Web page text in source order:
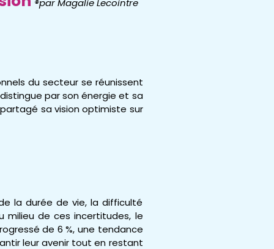
®par Magalie Lecointre
du secteur se réunissent
par son énergie et sa
sa vision optimiste sur
la durée de vie, la difficulté
milieu de ces incertitudes, le
de 6 %, une tendance
leur avenir tout en restant